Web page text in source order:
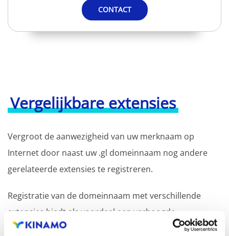
CONTACT
Vergelijkbare extensies
Vergroot de aanwezigheid van uw merknaam op
Internet door naast uw .gl domeinnaam nog andere
gerelateerde extensies te registreren.
Registratie van de domeinnaam met verschillende
extensies biedt als voordeel een verhoogde
zichtbaarheid in zoekmachines, geografische